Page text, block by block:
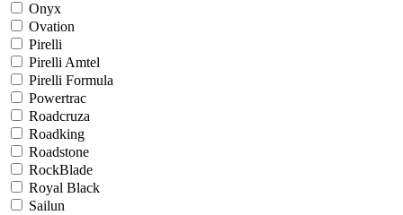
Onyx
Ovation
Pirelli
Pirelli Amtel
Pirelli Formula
Powertrac
Roadcruza
Roadking
Roadstone
RockBlade
Royal Black
Sailun